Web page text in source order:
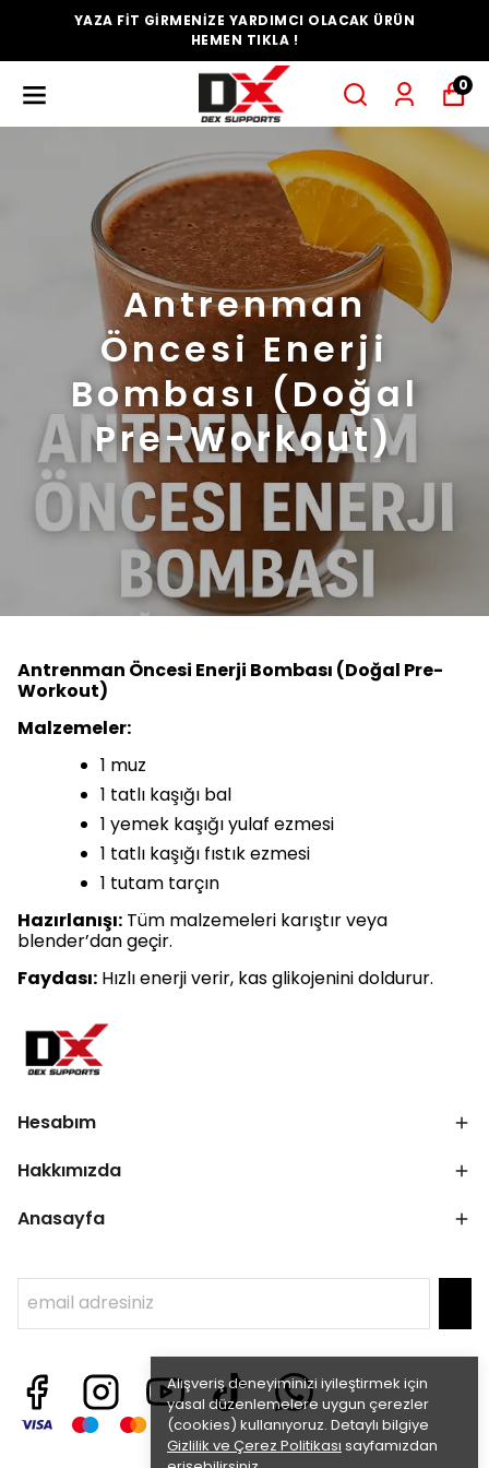
YAZA FİT GİRMENİZE YARDIMCI OLACAK
HEMEN TIKLA !
0
Alışveriş deneyiminizi iyileştirmek için
yasal düzenlemelere uygun çerezler
(cookies) kullanıyoruz. Detaylı bilgiye
Gizlilik ve Çerez Politikası sayfamızdan
Antrenman
Öncesi Enerji
Bombası (Doğal
Pre-Workout)
Antrenman Öncesi Enerji Bombası (Doğal Pre-
Workout)
Malzemeler:
1 muz
1 tatlı kaşığı bal
1 yemek kaşığı yulaf ezmesi
1 tatlı kaşığı fıstık ezmesi
1 tutam tarçın
Hazırlanışı: Tüm malzemeleri karıştır veya
blender’dan geçir.
Faydası: Hızlı enerji verir, kas glikojenini doldurur.
Hesabım
Hakkımızda
Anasayfa